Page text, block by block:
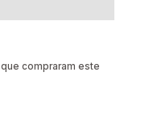
compraram este